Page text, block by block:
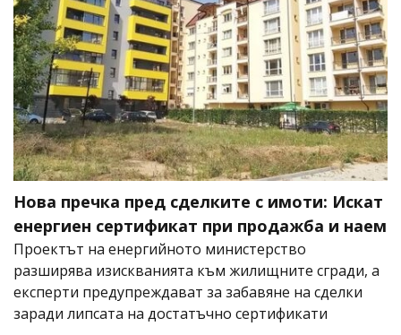
Нова пречка пред сделките с имоти: Искат
енергиен сертификат при продажба и наем
Проектът на енергийното министерство
разширява изискванията към жилищните сгради, а
експерти предупреждават за забавяне на сделки
заради липсата на достатъчно сертификати